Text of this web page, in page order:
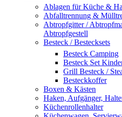
Ablagen für Küche &
Abfalltrennung &
Abtropfgitter /
Abtropfgestell
Besteck / Bestecksets
Besteck Camping
Besteck Set
Grill Besteck /
Besteckkoffer
Boxen & Kästen
Haken, Aufgänger,
Küchenrollenhalter